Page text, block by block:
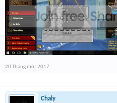
20 Tháng một 2017
Chaly